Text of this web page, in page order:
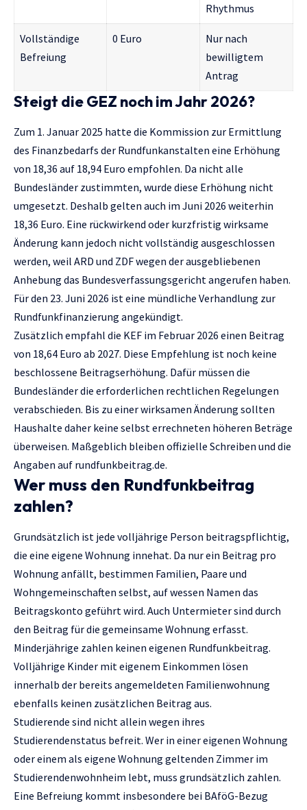
Rhythmus
Vollständige
Befreiung
0 Euro
Nur nach
bewilligtem
Antrag
Steigt die GEZ noch im Jahr 2026?
Zum 1. Januar 2025 hatte die Kommission zur Ermittlung
des Finanzbedarfs der Rundfunkanstalten eine Erhöhung
von 18,36 auf 18,94 Euro empfohlen. Da nicht alle
Bundesländer zustimmten, wurde diese Erhöhung nicht
umgesetzt. Deshalb gelten auch im Juni 2026 weiterhin
18,36 Euro. Eine rückwirkend oder kurzfristig wirksame
Änderung kann jedoch nicht vollständig ausgeschlossen
werden, weil ARD und ZDF wegen der ausgebliebenen
Anhebung das Bundesverfassungsgericht angerufen haben.
Für den 23. Juni 2026 ist eine mündliche Verhandlung zur
Rundfunkfinanzierung angekündigt.
Zusätzlich empfahl die KEF im Februar 2026 einen Beitrag
von 18,64 Euro ab 2027. Diese Empfehlung ist noch keine
beschlossene Beitragserhöhung. Dafür müssen die
Bundesländer die erforderlichen rechtlichen Regelungen
verabschieden. Bis zu einer wirksamen Änderung sollten
Haushalte daher keine selbst errechneten höheren Beträge
überweisen. Maßgeblich bleiben offizielle Schreiben und die
Angaben auf rundfunkbeitrag.de.
Wer muss den Rundfunkbeitrag
zahlen?
Grundsätzlich ist jede volljährige Person beitragspflichtig,
die eine eigene Wohnung innehat. Da nur ein Beitrag pro
Wohnung anfällt, bestimmen Familien, Paare und
Wohngemeinschaften selbst, auf wessen Namen das
Beitragskonto geführt wird. Auch Untermieter sind durch
den Beitrag für die gemeinsame Wohnung erfasst.
Minderjährige zahlen keinen eigenen Rundfunkbeitrag.
Volljährige Kinder mit eigenem Einkommen lösen
innerhalb der bereits angemeldeten Familienwohnung
ebenfalls keinen zusätzlichen Beitrag aus.
Studierende sind nicht allein wegen ihres
Studierendenstatus befreit. Wer in einer eigenen Wohnung
oder einem als eigene Wohnung geltenden Zimmer im
Studierendenwohnheim lebt, muss grundsätzlich zahlen.
Eine Befreiung kommt insbesondere bei BAföG-Bezug